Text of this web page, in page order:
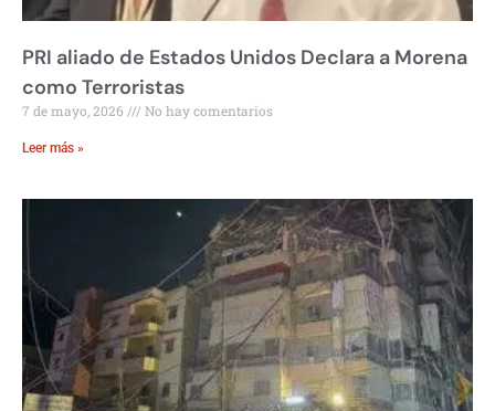
PRI aliado de Estados Unidos Declara a Morena
como Terroristas
7 de mayo, 2026 No hay comentarios
Leer más »